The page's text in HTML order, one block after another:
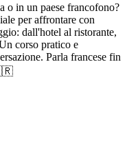
o in un paese francofono?
per affrontare con
dall'hotel al ristorante,
corso pratico e
Parla francese fin